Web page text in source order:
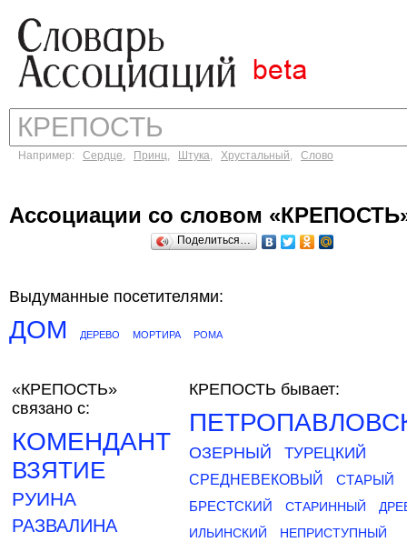
Например: Сердце, Принц, Штука, Хрустальный, Слово
Ассоциации со словом
Поделиться…
Выдуманные посетителями:
ДОМ ДЕРЕВО МОРТИРА РОМА
«КРЕПОСТЬ»
связано с:
КОМЕНДАНТ
ВЗЯТИЕ
РУИНА
РАЗВАЛИНА
КРЕПОСТЬ бывает:
ОЗЕРНЫЙ ТУРЕЦКИЙ
СРЕДНЕВЕКОВЫЙ
СТАРЫЙ
БРЕСТСКИЙ
СТАРИННЫЙ
ИЛЬИНСКИЙ
НЕПРИСТУПНЫЙ